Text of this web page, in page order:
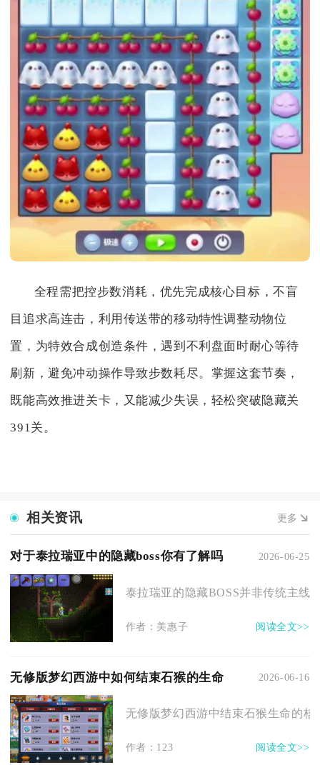
全程需把控步数消耗，优先完成核心目标，不盲
目追求高连击，利用传送带的移动特性调整动物位
置，为特效合成创造条件，遇到不利盘面时耐心等待
刷新，避免冲动操作导致步数耗尽。掌握这套节奏，
既能高效推进关卡，又能减少失误，轻松突破隐藏关
391关。
相关资讯 更多
对于泰拉瑞亚中的隐藏boss你有了解吗 2026-06-25
泰拉瑞亚的隐藏BOSS并非传统主线
作者：美惠子 阅读全文>>
无修版梦幻西游中如何结束石猴的生命 2026-06-16
无修版梦幻西游中结束石猴生命的
作者：123 阅读全文>>